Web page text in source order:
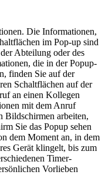
Die Informationen,
im Pop-up sind
Abteilung oder des
die in der Popup-
finden Sie auf der
Schaltflächen auf der
an einen Kollegen
mit dem Anruf
Bildschirmen arbeiten,
Sie das Popup sehen
dem Moment an, in dem
Gerät klingelt, bis zum
Timer-
Vorlieben